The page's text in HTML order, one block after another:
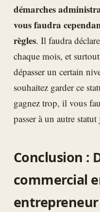
démarches
vous faudra
règles. Il faudra
chaque mois, et
dépasser un certain
souhaitez garder ce
gagnez trop, il vous
passer à un autre
Conclusion :
commercial
entrepreneur